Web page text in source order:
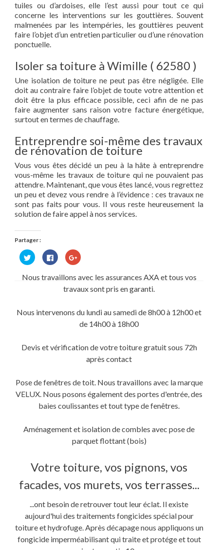
tuiles ou d’ardoises, elle l’est aussi pour tout ce qui
concerne les interventions sur les gouttières. Souvent
malmenées par les intempéries, les gouttières peuvent
faire l’objet d’un entretien particulier ou d’une rénovation
ponctuelle.
Isoler sa toiture à Wimille ( 62580 )
Une isolation de toiture ne peut pas être négligée. Elle
doit au contraire faire l’objet de toute votre attention et
doit être la plus efficace possible, ceci afin de ne pas
faire augmenter sans raison votre facture énergétique,
surtout en termes de chauffage.
Entreprendre soi-même des travaux
de rénovation de toiture
Vous vous êtes décidé un peu à la hâte à entreprendre
vous-même les travaux de toiture qui ne pouvaient pas
attendre. Maintenant, que vous êtes lancé, vous regrettez
un peu et devez vous rendre à l’évidence : ces travaux ne
sont pas faits pour vous. Il vous reste heureusement la
solution de faire appel à nos services.
Partager :
Cliquez
pour
partager
Twitter(ouvre
Cliquez
pour
partager
sur
Facebook(ouvre
dans
une
Cliquez
pour
Google+
dans
fenêtre)
Nous travaillons avec les assurances AXA et tous vos
travaux sont pris en garanti.
Nous intervenons du lundi au samedi de 8h00 à 12h00 et
de 14h00 à 18h00
Devis et vérification de votre toiture gratuit sous 72h
après contact
Pose de fenêtres de toit. Nous travaillons avec la marque
VELUX. Nous posons également des portes d'entrée, des
baies coulissantes et tout type de fenêtres.
Aménagement et isolation de combles avec pose de
parquet flottant (bois)
Votre toiture, vos pignons, vos
facades, vos murets, vos terrasses...
...ont besoin de retrouver tout leur éclat. Il existe
aujourd'hui des traitements fongicides spécial pour
toiture et hydrofuge. Après décapage nous appliquons un
fongicide imperméabilisant qui traite et protége et tout